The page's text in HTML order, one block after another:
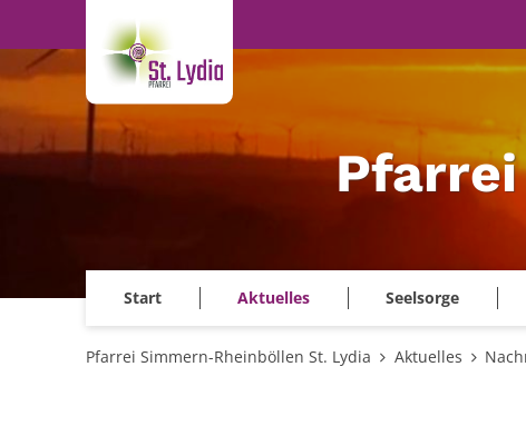
Start Aktuelles Seelsorge
Pfarrei Simmern-Rheinböllen St. Lydia Aktuelles